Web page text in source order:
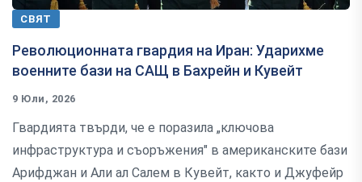
СВЯТ
Революционната гвардия на Иран: Ударихме
военните бази на САЩ в Бахрейн и Кувейт
9 Юли, 2026
Гвардията твърди, че е поразила „ключова
инфраструктура и съоръжения" в американските бази
Арифджан и Али ал Салем в Кувейт, както и Джуфейр